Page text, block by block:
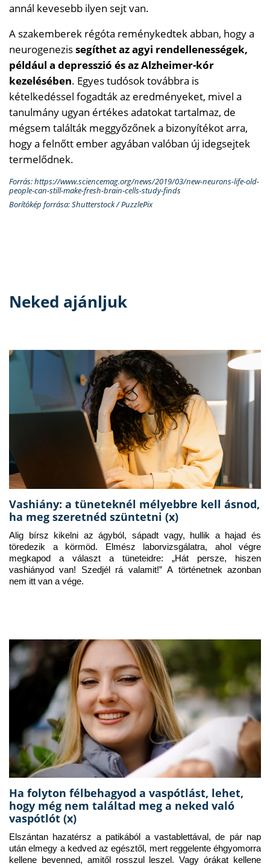
annál kevesebb ilyen sejt van.
A szakemberek régóta reménykedtek abban, hogy a
neurogenezissegíthet az agyi rendellenességek,
például a depresszió és az Alzheimer-kór
kezelésében. Egyes tudósok továbbra is
kételkedéssel fogadták az eredményeket, mivel a
tanulmány ugyan értékes adatokat tartalmaz, de
mégsem találták meggyőzőnek a bizonyítékot arra,
hogy a felnőtt ember agyában valóban új idegsejtek
termelődnek.
Forrás: https://www.sciencemag.org/news/2019/03/new-neurons-life-old-
people-can-still-make-fresh-brain-cells-study-finds
Borítókép forrása: Shutterstock / PuzzlePix
Neked ajánljuk
Vashiány: a tüneteknél mélyebbre kell ásnod,
ha meg szeretnéd szüntetni (x)
Alig bírsz kikelni az ágyból, sápadt vagy, hullik a hajad és
töredezik a körmöd. Elmész laborvizsgálatra, ahol végre
megkapod a választ a tüneteidre: „Hát persze, hiszen
vashiányod van! Szedjél rá valamit!” A történetnek azonban
nem itt van a vége.
Ha folyton félbehagyod a vaspótlást, lehet,
hogy még nem találtad meg a neked való
vaspótlót (x)
Elszántan hazatérsz a patikából a vastablettával, de pár nap
után elmegy a kedved az egésztől, mert reggelente éhgyomorra
kellene bevenned, amitől rosszul leszel. Vagy órákat kellene